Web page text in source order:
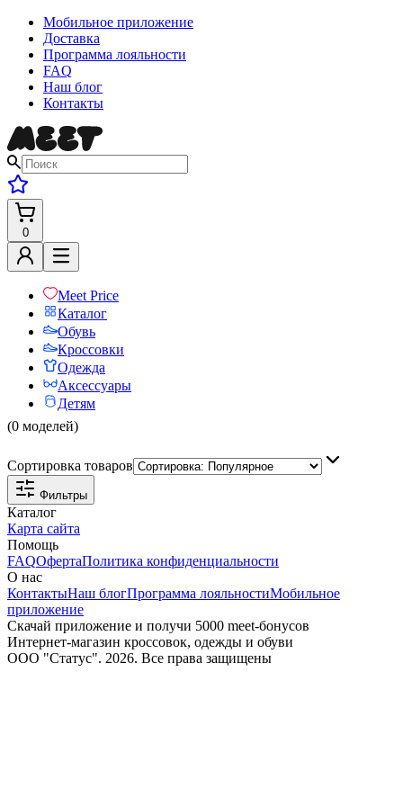
Мобильное приложение
Доставка
Программа лояльности
FAQ
Наш блог
Контакты
0
Meet Price
Каталог
Обувь
Кроссовки
Одежда
Аксессуары
Детям
(0 моделей)
Сортировка товаров
Фильтры
Каталог
Карта сайта
Помощь
FAQОфертаПолитика конфиденциальности
О нас
КонтактыНаш блогПрограмма лояльностиМобильное
приложение
Скачай приложение и получи 5000 meet-бонусов
Интернет-магазин кроссовок, одежды и обуви
ООО "Статус". 2026. Все права защищены